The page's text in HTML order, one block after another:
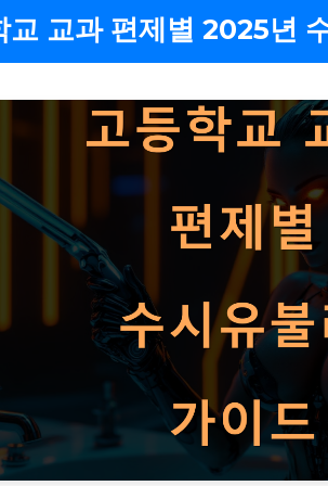
교 교과 편제별 2025년